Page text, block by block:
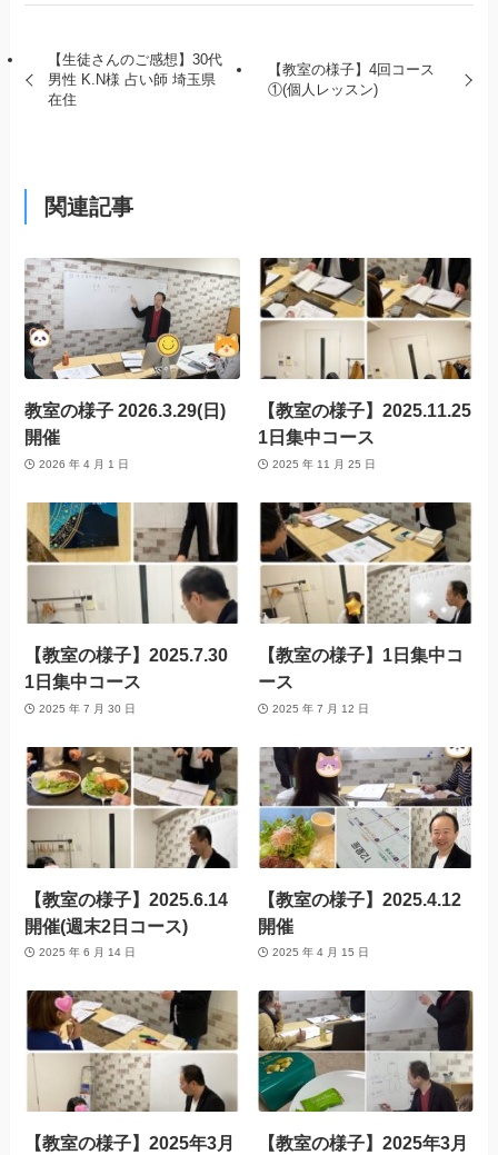
【生徒さんのご感想】30代
男性 K.N様 占い師 埼玉県
在住
【教室の様子】4回コース
①(個人レッスン)
関連記事
教室の様子 2026.3.29(日)
開催
2026 年 4 月 1 日
【教室の様子】2025.11.25
1日集中コース
2025 年 11 月 25 日
【教室の様子】2025.7.30
1日集中コース
2025 年 7 月 30 日
【教室の様子】1日集中コ
ース
2025 年 7 月 12 日
【教室の様子】2025.6.14
開催(週末2日コース)
2025 年 6 月 14 日
【教室の様子】2025.4.12
開催
2025 年 4 月 15 日
【教室の様子】2025年3月
【教室の様子】2025年3月